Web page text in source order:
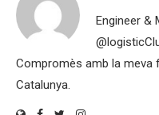
Engineer &
Compromès amb la meva
Catalunya.